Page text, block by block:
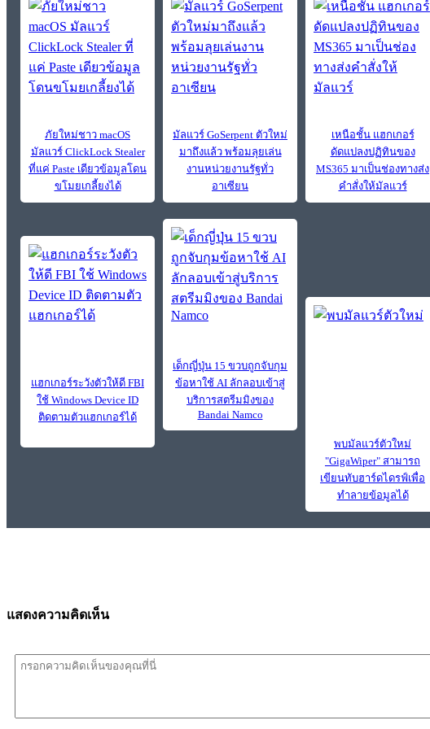
ภัยใหม่ชาว macOS
มัลแวร์ ClickLock Stealer
ที่แค่ Paste เดียวข้อมูลโดน
ขโมยเกลี้ยงได้
มัลแวร์ GoSerpent ตัวใหม่
มาถึงแล้ว พร้อมลุยเล่น
งานหน่วยงานรัฐทั่ว
อาเซียน
เหนือชั้น แฮกเกอร์
ดัดแปลงปฏิทินของ
MS365 มาเป็นช่องทางส่ง
คำสั่งให้มัลแวร์
แฮกเกอร์ระวังตัวให้ดี FBI
ใช้ Windows Device ID
ติดตามตัวแฮกเกอร์ได้
เด็กญี่ปุ่น 15 ขวบถูกจับกุม
ข้อหาใช้ AI ลักลอบเข้าสู่
บริการสตรีมมิงของ
Bandai Namco
พบมัลแวร์ตัวใหม่
"GigaWiper" สามารถ
เขียนทับฮาร์ดไดรฟ์เพื่อ
ทำลายข้อมูลได้
แสดงความคิดเห็น